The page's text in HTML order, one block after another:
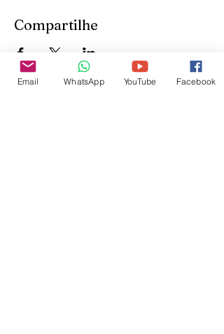
Compartilhe
Email WhatsApp YouTube Facebook